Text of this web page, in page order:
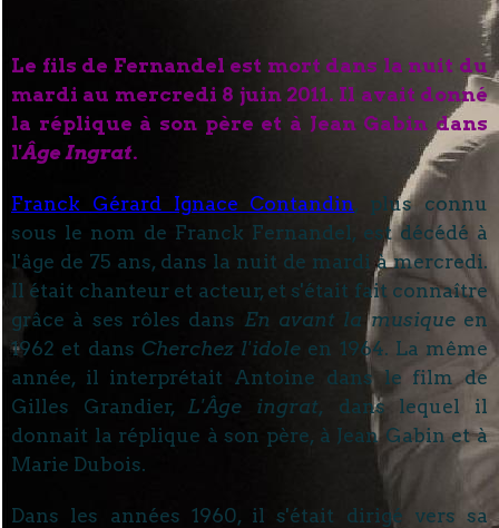
Le fils de Fernandel est mort dans la nuit du
mardi au mercredi 8 juin 2011. Il avait donné
la réplique à son père et à Jean Gabin dans
l'Âge Ingrat.
Franck Gérard Ignace Contandin, plus connu
sous le nom de Franck Fernandel, est décédé à
l'âge de 75 ans, dans la nuit de mardi à mercredi.
Il était chanteur et acteur, et s'était fait connaître
grâce à ses rôles dans En avant la musiqueen
1962 et dans Cherchez l'idole en 1964. La même
année, il interprétait Antoine dans le film de
Gilles Grandier, L'Âge ingrat, dans lequel il
donnait la réplique à son père, à Jean Gabin et à
Marie Dubois.
Dans les années 1960, il s'était dirigé vers sa